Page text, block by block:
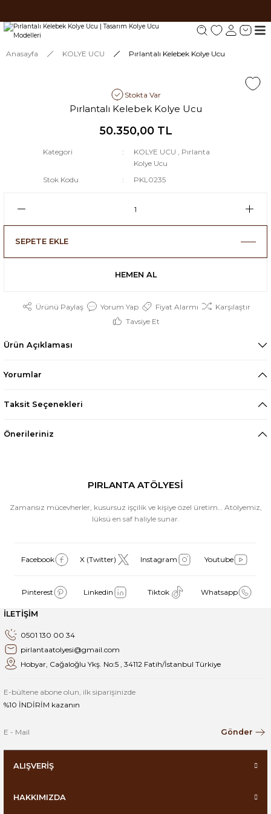
Tüm siparişlerde 1000 TL ve üzeri ücretsiz kargo. #3
Anasayfa KOLYE UCU Pırlantalı Kelebek Kolye Ucu
Stokta Var
Pırlantalı Kelebek Kolye Ucu
50.350,00 TL
Kategori KOLYE UCU , Pırlanta
Kolye Ucu
Stok Kodu
PKL0235
SEPETE EKLE
HEMEN AL
Ürünü Paylaş Yorum Yap Fiyat Alarmı
Karşılaştır
Tavsiye Et
Ürün Açıklaması
Yorumlar
Taksit Seçenekleri
Önerileriniz
PIRLANTA ATÖLYESİ
Zamansız mücevherler, kusursuz işçilik ve kişiye özel üretim… Atölyemiz,
lüksü en saf haliyle sunar.
Facebook X (Twitter) Instagram Youtube
Pinterest Linkedin Tiktok Whatsapp
İLETİŞİM
0501 130 00 34
pirlantaatolyesi@gmail.com
Hobyar, Cağaloğlu Ykş. No:5 , 34112 Fatih/İstanbul Türkiye
E-bültene abone olun, ilk siparişinizde
%10 İNDİRİM kazanın
Gönder
ALIŞVERİŞ
HAKKIMIZDA